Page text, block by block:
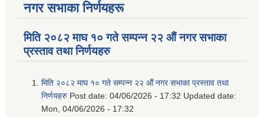
नगर सभाका निर्णयहरू
मिति २०८२ माघ १० गते सम्पन्न २२ औं नगर सभाका
प्रस्ताव तथा निर्णयहरु
मिति २०८२ माघ १० गते सम्पन्न २२ औं नगर सभाका प्रस्ताव तथा
निर्णयहरु Post date: 04/06/2026 - 17:32 Updated date:
Mon, 04/06/2026 - 17:32